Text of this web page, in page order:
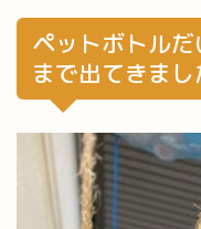
ペットボトル
まで出てきまし